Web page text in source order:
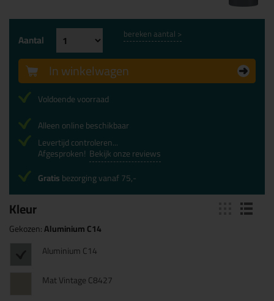
Kleur
Gekozen:Aluminium C14
Aluminium C14
Mat Vintage C8427
Aantal bereken aantal >
In winkelwagen
Voldoende voorraad
Alleen online beschikbaar
Levertijd controleren...
Afgesproken! Bekijk onze reviews
Gratisbezorging vanaf 75,-